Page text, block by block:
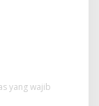
yang wajib